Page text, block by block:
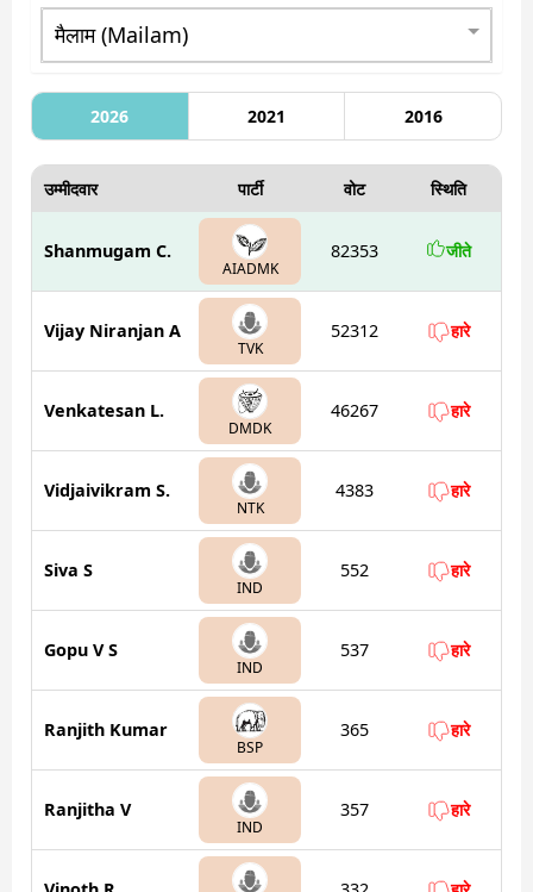
2026 2021 2016
उम्मीदवार पार्टी वोट स्थिति
Shanmugam C.
AIADMK
82353 जीते
Vijay Niranjan A
TVK
52312 हारे
Venkatesan L.
DMDK
46267 हारे
Vidjaivikram S.
NTK
4383 हारे
Siva S
IND
552 हारे
Gopu V S
IND
537 हारे
Ranjith Kumar
BSP
365 हारे
Ranjitha V
IND
357 हारे